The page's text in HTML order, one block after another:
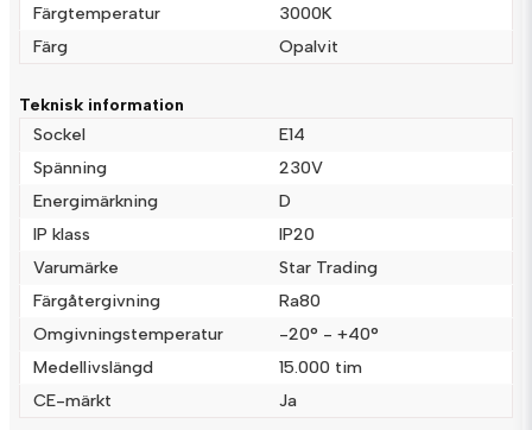
email
Mejladress
Ja, ni får publicera min fråga
Färgtemperatur
3000K
Färg
Opalvit
Teknisk information
Sockel
E14
Spänning
230V
Energimärkning
D
IP klass
IP20
Varumärke
Star Trading
Färgåtergivning
Ra80
Omgivningstemperatur
-20° - +40°
Medellivslängd
15.000 tim
CE-märkt
Ja